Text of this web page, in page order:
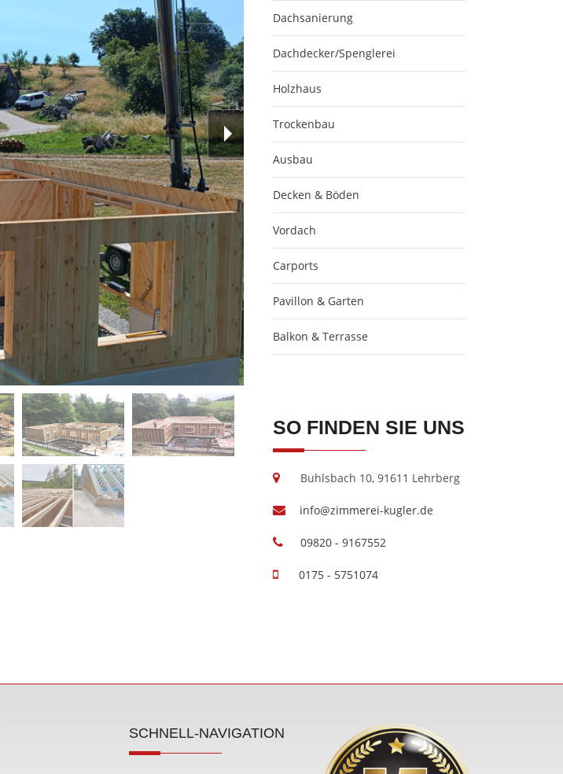
Dachsanierung
Dachdecker/Spenglerei
Holzhaus
Trockenbau
Ausbau
Decken & Böden
Vordach
Carports
Pavillon & Garten
Balkon & Terrasse
SO FINDEN SIE UNS
Buhlsbach 10, 91611 Lehrberg
info@zimmerei-kugler.de
09820 - 9167552
0175 - 5751074
SCHNELL-NAVIGATION